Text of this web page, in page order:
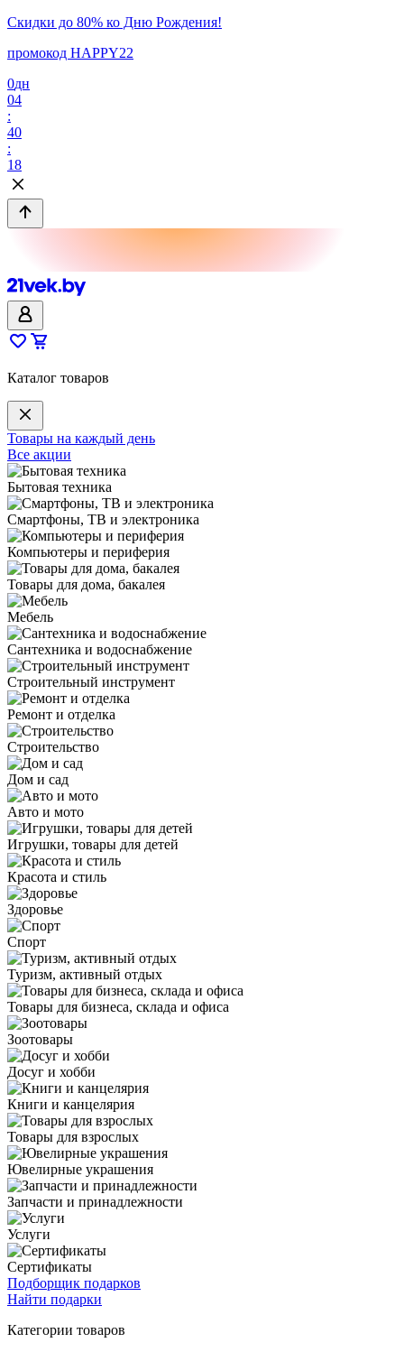
Скидки до 80% ко Дню Рождения!
промокод HAPPY22
0дн
04
:
40
:
18
Каталог товаров
Товары на каждый день
Все акции
Бытовая техника
Смартфоны, ТВ и электроника
Компьютеры и периферия
Товары для дома, бакалея
Мебель
Сантехника и водоснабжение
Строительный инструмент
Ремонт и отделка
Строительство
Дом и сад
Авто и мото
Игрушки, товары для детей
Красота и стиль
Здоровье
Спорт
Туризм, активный отдых
Товары для бизнеса, склада и офиса
Зоотовары
Досуг и хобби
Книги и канцелярия
Товары для взрослых
Ювелирные украшения
Запчасти и принадлежности
Услуги
Сертификаты
Подборщик подарков
Найти подарки
Категории товаров